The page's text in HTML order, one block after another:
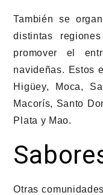
También se
distintas
promover el
navideñas. Estos
Higüey, Moca,
Macorís, Santo
Plata y Mao.
Otras